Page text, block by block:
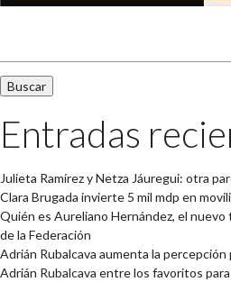
Entradas
Julieta Ramírez y Netza Jáuregui: otra
Clara Brugada invierte 5 mil mdp en
Quién es Aureliano Hernández, el
de la Federación
Adrián Rubalcava aumenta la
Adrián Rubalcava entre los favoritos